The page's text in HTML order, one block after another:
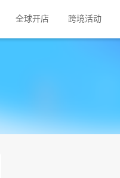
全球开店 跨境活动